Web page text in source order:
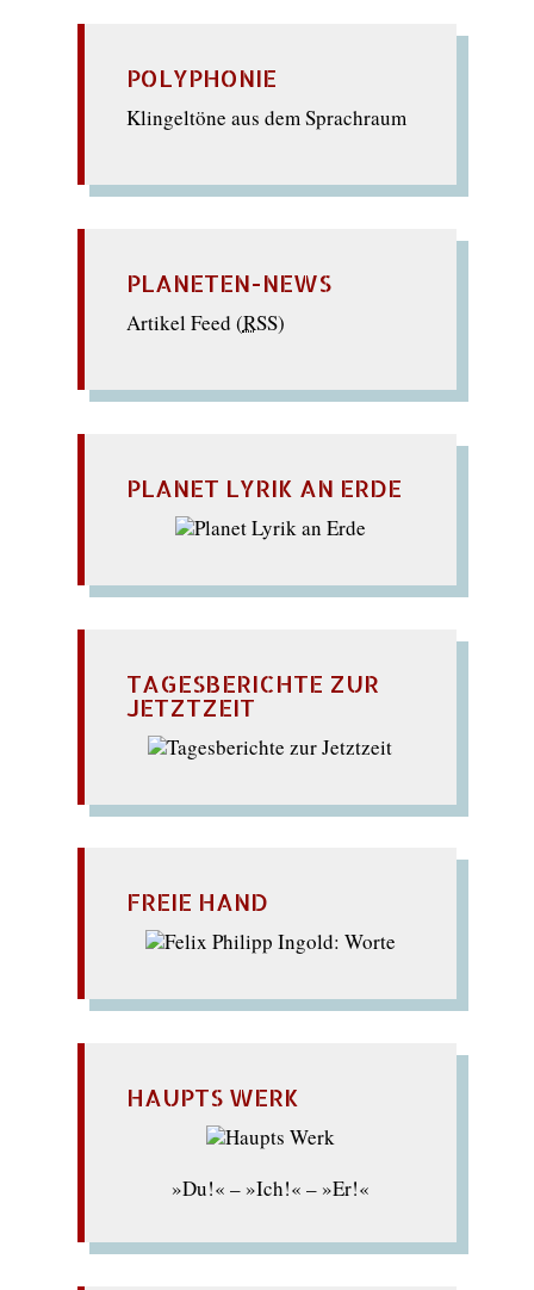
POLYPHONIE
Klingeltöne aus dem Sprachraum
PLANETEN-NEWS
Artikel Feed (RSS)
PLANET LYRIK AN ERDE
TAGESBERICHTE ZUR
JETZTZEIT
FREIE HAND
HAUPTS WERK
»Du!« – »Ich!« – »Er!«